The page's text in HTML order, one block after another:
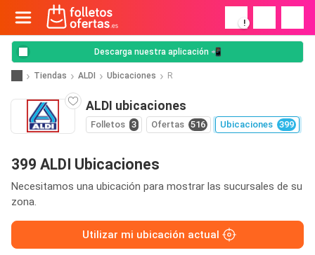
!
Descarga nuestra aplicación 📲
Tiendas ALDI Ubicaciones R
ALDI ubicaciones
Folletos 3 Ofertas 516 Ubicaciones 399
399 ALDI Ubicaciones
Necesitamos una ubicación para mostrar las sucursales de su
zona.
Utilizar mi ubicación actual